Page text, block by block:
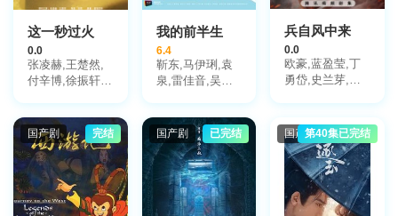
这一秒过火
0.0
张凌赫,王楚然,
付辛博,徐振轩,
莫愁,毛孩,鹿骐,
苇青,刘令姿,康
可人,陈东阳,黄
博远,斓曦,张弓,
金俊秀,陈欣予
我的前半生
6.4
靳东,马伊琍,袁
泉,雷佳音,吴越,
婷,张棪琰,孔维,
栾元晖,侯岩松,
魏之皓,王天泽,
郑罗茜,宋允皓,
徐才根,啜妮,任
洛敏,张兰,茹天,
兵自风中来
0.0
欧豪,蓝盈莹,丁
勇岱,史兰芽,刘
王春宇,关亚军,
杨舒,吴岳阳,张
进,陈方舟,陈启
杰,周德华,赵长
洲,赵荀,费鲤齐,
夏侯镔,徐洪浩,
国产剧 完结 国产剧 已完结 国产剧第40集已完结